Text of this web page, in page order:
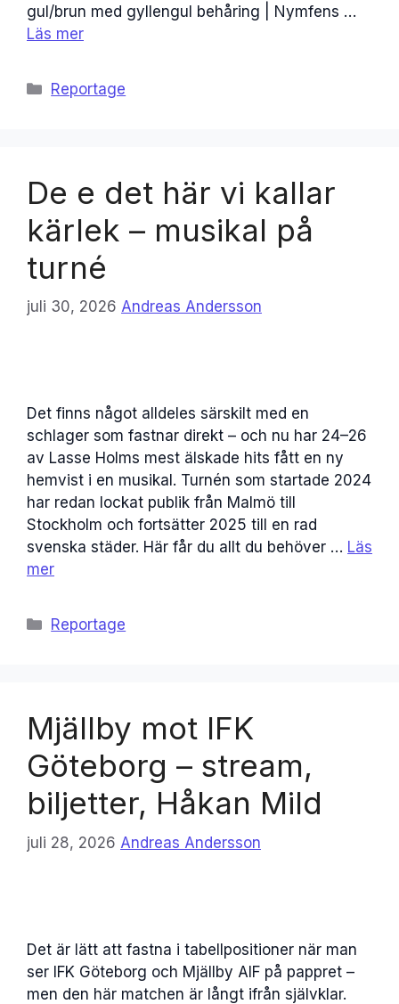
gul/brun med gyllengul behåring | Nymfens …
Läs mer
Kategorier
Reportage
De e det här vi kallar
kärlek – musikal på
turné
juli 30, 2026 Andreas Andersson
Det finns något alldeles särskilt med en
schlager som fastnar direkt – och nu har 24–26
av Lasse Holms mest älskade hits fått en ny
hemvist i en musikal. Turnén som startade 2024
har redan lockat publik från Malmö till
Stockholm och fortsätter 2025 till en rad
svenska städer. Här får du allt du behöver … Läs
mer
Kategorier
Reportage
Mjällby mot IFK
Göteborg – stream,
biljetter, Håkan Mild
juli 28, 2026 Andreas Andersson
Det är lätt att fastna i tabellpositioner när man
ser IFK Göteborg och Mjällby AIF på pappret –
men den här matchen är långt ifrån självklar.